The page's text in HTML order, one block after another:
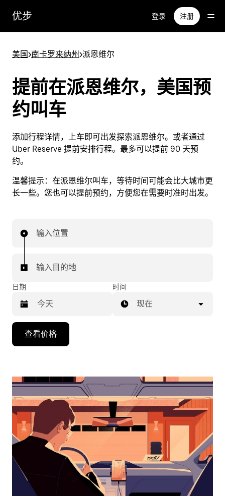
优步 登录 注册
美国>南卡罗来纳州>派恩维尔
提前在派恩维尔，美国预
约叫车
添加行程详情，上车即可出发探索派恩维尔。或者通过
Uber Reserve 提前安排行程。最多可以提前 90 天预
约。
温馨提示： 在派恩维尔叫车，等待时间可能会比大城市更
长一些。您也可以提前预约，方便您在需要时准时出发。
输入位置
输入目的地
日期
向
头
浏
日
并
时间
现在
查看价格